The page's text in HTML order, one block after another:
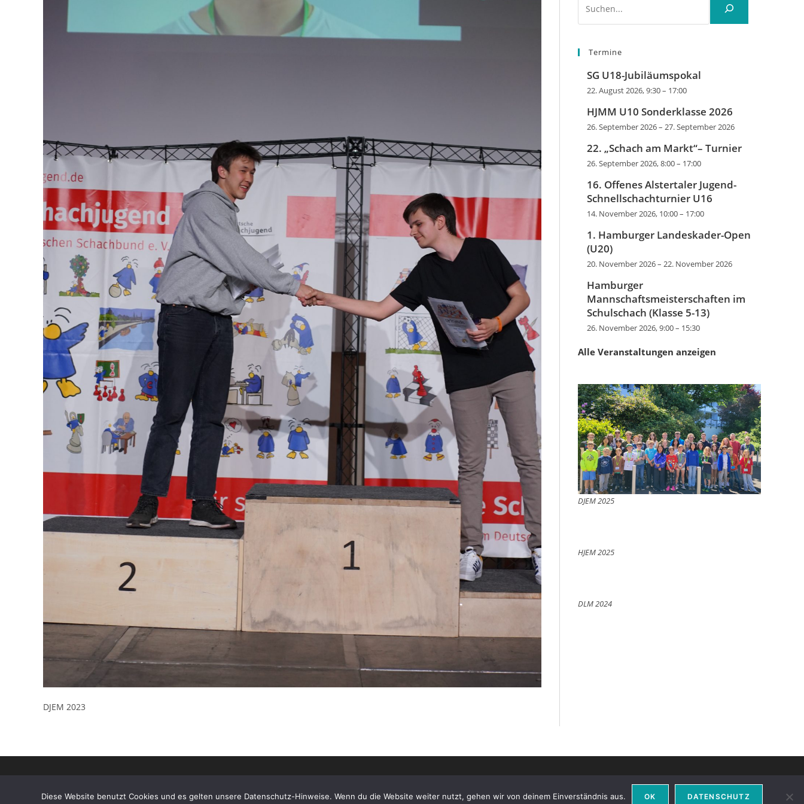
DJEM 2023
Termine
SG U18-Jubiläumspokal
22. August 2026, 9:30– 17:00
HJMM U10 Sonderklasse 2026
26. September 2026– 27. September 2026
22. „Schach am Markt“– Turnier
26. September 2026, 8:00– 17:00
16. Offenes Alstertaler Jugend-
Schnellschachturnier U16
14. November 2026, 10:00– 17:00
1. Hamburger Landeskader-Open
(U20)
20. November 2026– 22. November 2026
Hamburger
Mannschaftsmeisterschaften im
Schulschach (Klasse 5-13)
26. November 2026, 9:00– 15:30
Alle Veranstaltungen anzeigen
DJEM 2025
HJEM 2025
DLM 2024
Diese Website benutzt Cookies und es gelten unsere Datenschutz-Hinweise. Wenn du die Website weiter nutzt, gehen wir von deinem Einverständnis aus. OK DATENSCHUTZ